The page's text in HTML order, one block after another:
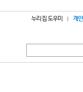
누리집 도우미 개